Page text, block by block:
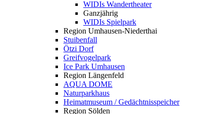
WIDIs Wandertheater
Ganzjährig
WIDIs Spielpark
Region Umhausen-Niederthai
Stuibenfall
Ötzi Dorf
Greifvogelpark
Ice Park Umhausen
Region Längenfeld
AQUA DOME
Naturparkhaus
Heimatmuseum / Gedächtnisspeicher
Region Sölden